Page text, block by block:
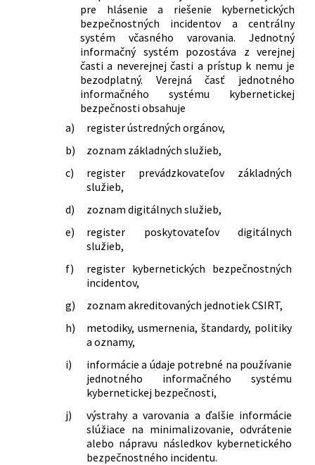
pre hlásenie a riešenie kybernetických
bezpečnostných incidentov a centrálny
systém včasného varovania. Jednotný
informačný systém pozostáva z verejnej
časti a neverejnej časti a prístup k nemu je
bezodplatný. Verejná časť jednotného
informačného systému kybernetickej
bezpečnosti obsahuje
a)
register ústredných orgánov,
b)
zoznam základných služieb,
c)
register prevádzkovateľov základných
služieb,
d)
zoznam digitálnych služieb,
e)
register poskytovateľov digitálnych
služieb,
f)
register kybernetických bezpečnostných
incidentov,
g)
zoznam akreditovaných jednotiek CSIRT,
h)
metodiky, usmernenia, štandardy, politiky
a oznamy,
i)
informácie a údaje potrebné na používanie
jednotného informačného systému
kybernetickej bezpečnosti,
j)
výstrahy a varovania a ďalšie informácie
slúžiace na minimalizovanie, odvrátenie
alebo nápravu následkov kybernetického
bezpečnostného incidentu.